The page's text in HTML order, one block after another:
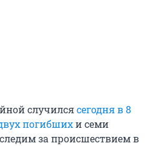
случилсясегодня в 8
погибшихи семи
за происшествием в